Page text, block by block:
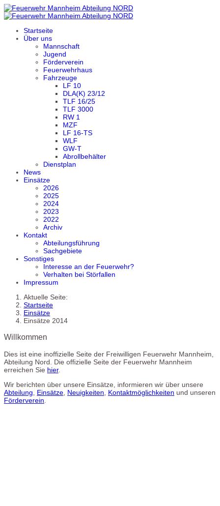
Startseite
Über uns
Mannschaft
Jugend
Förderverein
Feuerwehrhaus
Fahrzeuge
LF 10
DLA(K) 23/12
TLF 16/25
TLF 3000
RW 1
MZF
LF 16-TS
WLF
GW-T
Abrollbehälter
Dienstplan
News
Einsätze
2026
2025
2024
2023
2022
Archiv
Kontakt
Abteilungsführung
Sachgebiete
Sonstiges
Interesse an der Feuerwehr?
Verhalten bei Störfallen
Impressum
Aktuelle Seite:
Startseite
Einsätze
Einsätze 2014
Willkommen
Dies ist eine inoffizielle Seite der Freiwilligen Feuerwehr Mannheim,
Abteilung Nord. Die offizielle Seite der Feuerwehr Mannheim
erreichen Sie hier.
Wir berichten über unsere Einsätze, informieren wir über unsere
Abteilung
Einsätze Neuigkeiten Kontaktmöglichkeiten und unseren
Förderverein